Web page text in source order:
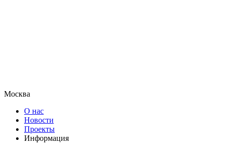
Москва
О нас
Новости
Проекты
Информация